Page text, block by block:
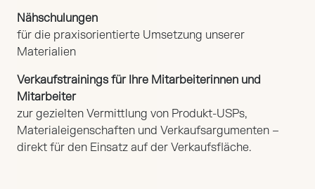
Nähschulungen
für die praxisorientierte Umsetzung unserer
Materialien
Verkaufstrainings für Ihre Mitarbeiterinnen und
Mitarbeiter
zur gezielten Vermittlung von Produkt-USPs,
Materialeigenschaften und Verkaufsargumenten –
direkt für den Einsatz auf der Verkaufsfläche.